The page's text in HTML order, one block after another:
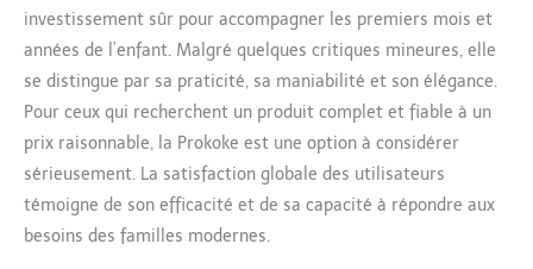
votre bébé au-dessus du
sol, cette poussette trio
de bébé stimule la
curiosité et l'exploration.
Le panier de couchage
réversible favorise le lien
entre vous et votre bébé,
tandis que la verrière
réglable multi-angle
offre une protection
investissement sûr pour accompagner les premiers mois et
années de l’enfant. Malgré quelques critiques mineures, elle
se distingue par sa praticité, sa maniabilité et son élégance.
Pour ceux qui recherchent un produit complet et fiable à un
prix raisonnable, la Prokoke est une option à considérer
sérieusement. La satisfaction globale des utilisateurs
témoigne de son efficacité et de sa capacité à répondre aux
besoins des familles modernes.